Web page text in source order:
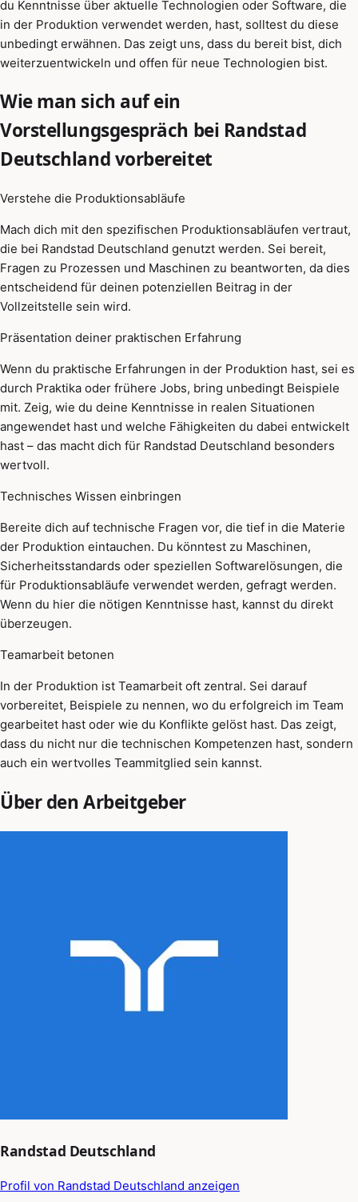
du Kenntnisse über aktuelle Technologien oder Software, die
in der Produktion verwendet werden, hast, solltest du diese
unbedingt erwähnen. Das zeigt uns, dass du bereit bist, dich
weiterzuentwickeln und offen für neue Technologien bist.
Wie man sich auf ein
Vorstellungsgespräch bei Randstad
Deutschland vorbereitet
Verstehe die Produktionsabläufe
Mach dich mit den spezifischen Produktionsabläufen vertraut,
die bei Randstad Deutschland genutzt werden. Sei bereit,
Fragen zu Prozessen und Maschinen zu beantworten, da dies
entscheidend für deinen potenziellen Beitrag in der
Vollzeitstelle sein wird.
Präsentation deiner praktischen Erfahrung
Wenn du praktische Erfahrungen in der Produktion hast, sei es
durch Praktika oder frühere Jobs, bring unbedingt Beispiele
mit. Zeig, wie du deine Kenntnisse in realen Situationen
angewendet hast und welche Fähigkeiten du dabei entwickelt
hast – das macht dich für Randstad Deutschland besonders
wertvoll.
Technisches Wissen einbringen
Bereite dich auf technische Fragen vor, die tief in die Materie
der Produktion eintauchen. Du könntest zu Maschinen,
Sicherheitsstandards oder speziellen Softwarelösungen, die
für Produktionsabläufe verwendet werden, gefragt werden.
Wenn du hier die nötigen Kenntnisse hast, kannst du direkt
überzeugen.
Teamarbeit betonen
In der Produktion ist Teamarbeit oft zentral. Sei darauf
vorbereitet, Beispiele zu nennen, wo du erfolgreich im Team
gearbeitet hast oder wie du Konflikte gelöst hast. Das zeigt,
dass du nicht nur die technischen Kompetenzen hast, sondern
auch ein wertvolles Teammitglied sein kannst.
Über den Arbeitgeber
Randstad Deutschland
Profil von Randstad Deutschland anzeigen